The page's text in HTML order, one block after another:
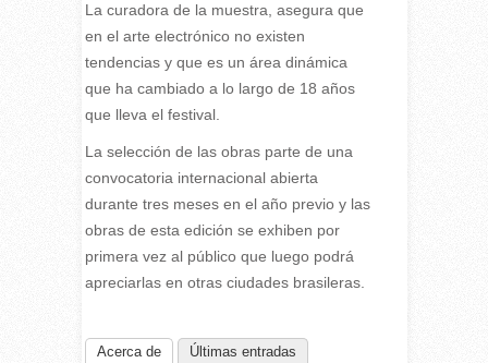
La curadora de la muestra, asegura que
en el arte electrónico no existen
tendencias y que es un área dinámica
que ha cambiado a lo largo de 18 años
que lleva el festival.
La selección de las obras parte de una
convocatoria internacional abierta
durante tres meses en el año previo y las
obras de esta edición se exhiben por
primera vez al público que luego podrá
apreciarlas en otras ciudades brasileras.
Acerca de Últimas entradas